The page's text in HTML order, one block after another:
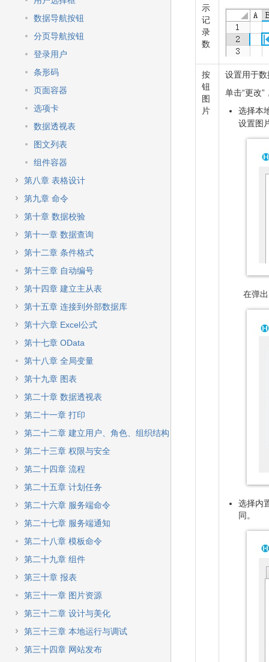
数据导航按钮
分页导航按钮
登录用户
条形码
页面容器
选项卡
数据透视表
图文列表
组件容器
第八章 表格设计
第九章 命令
第十章 数据校验
第十一章 数据查询
第十二章 条件格式
第十三章 自动编号
第十四章 建立主从表
第十五章 连接到外部数据库
第十六章 Excel公式
第十七章 OData
第十八章 全局变量
第十九章 图表
第二十章 数据透视表
第二十一章 打印
第二十二章 建立用户、角色、组织结构
第二十三章 权限与安全
第二十四章 流程
第二十五章 计划任务
第二十六章 服务端命令
第二十七章 服务端通知
第二十八章 模板命令
第二十九章 组件
第三十章 报表
第三十一章 图片资源
第三十二章 设计与美化
第三十三章 本地运行与调试
第三十四章 网站发布
示
记
录
数
按
钮
图
片
设置用于
单击“更改
选择本
设置图
在弹
选择内
同。